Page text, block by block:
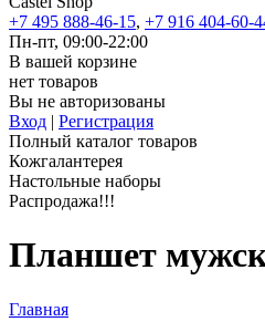
+7 495 888-46-15, +7 916 404-60-
Пн-пт, 09:00-22:00
В вашей корзине
нет товаров
Вы не авторизованы
Вход | Регистрация
Полный каталог товаров
Кожгалантерея
Настольные наборы
Распродажа!!!
Планшет
Главная